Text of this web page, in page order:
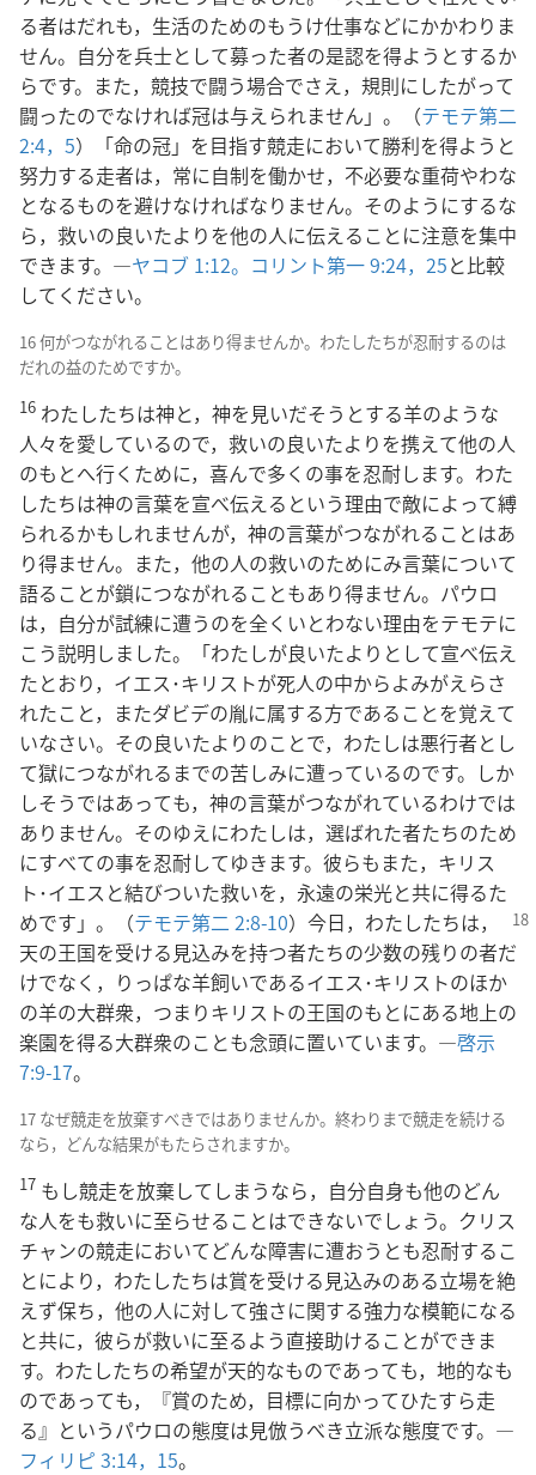
る者はだれも，生活のためのもうけ仕事などにかかわりま
せん。自分を兵士として募った者の是認を得ようとするか
らです。また，競技で闘う場合でさえ，規則にしたがって
闘ったのでなければ冠は与えられません」。（テモテ第二
2:4，5）「命の冠」を目指す競走において勝利を得ようと
努力する走者は，常に自制を働かせ，不必要な重荷やわな
となるものを避けなければなりません。そのようにするな
ら，救いの良いたよりを他の人に伝えることに注意を集中
できます。―ヤコブ 1:12。 コリント第一 9:24，25と比較
してください。
16 何がつながれることはあり得ませんか。わたしたちが忍耐するのは
だれの益のためですか。
16 わたしたちは神と，神を見いだそうとする羊のような
人々を愛しているので，救いの良いたよりを携えて他の人
のもとへ行くために，喜んで多くの事を忍耐します。わた
したちは神の言葉を宣べ伝えるという理由で敵によって縛
られるかもしれませんが，神の言葉がつながれることはあ
り得ません。また，他の人の救いのためにみ言葉について
語ることが鎖につながれることもあり得ません。パウロ
は，自分が試練に遭うのを全くいとわない理由をテモテに
こう説明しました。「わたしが良いたよりとして宣べ伝え
たとおり，イエス･キリストが死人の中からよみがえらさ
れたこと，またダビデの胤に属する方であることを覚えて
いなさい。その良いたよりのことで，わたしは悪行者とし
て獄につながれるまでの苦しみに遭っているのです。しか
しそうではあっても，神の言葉がつながれているわけでは
ありません。そのゆえにわたしは，選ばれた者たちのため
にすべての事を忍耐してゆきます。彼らもまた，キリス
ト･イエスと結びついた救いを，永遠の栄光と共に得るた
めです」。（テモテ第二 2:8-10）今日，わたしたちは，
天の王国を受ける見込みを持つ者たちの少数の残りの者だ
けでなく，りっぱな羊飼いであるイエス･キリストのほか
の羊の大群衆，つまりキリストの王国のもとにある地上の
楽園を得る大群衆のことも念頭に置いています。―啓示
7:9-17。
17 なぜ競走を放棄すべきではありませんか。終わりまで競走を続ける
なら，どんな結果がもたらされますか。
17 もし競走を放棄してしまうなら，自分自身も他のどん
な人をも救いに至らせることはできないでしょう。クリス
チャンの競走においてどんな障害に遭おうとも忍耐するこ
とにより，わたしたちは賞を受ける見込みのある立場を絶
えず保ち，他の人に対して強さに関する強力な模範になる
と共に，彼らが救いに至るよう直接助けることができま
す。わたしたちの希望が天的なものであっても，地的なも
のであっても，『賞のため，目標に向かってひたすら走
る』というパウロの態度は見倣うべき立派な態度です。―
フィリピ 3:14，15。